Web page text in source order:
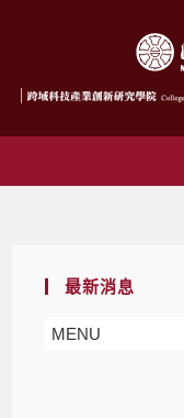
最新消息
MENU